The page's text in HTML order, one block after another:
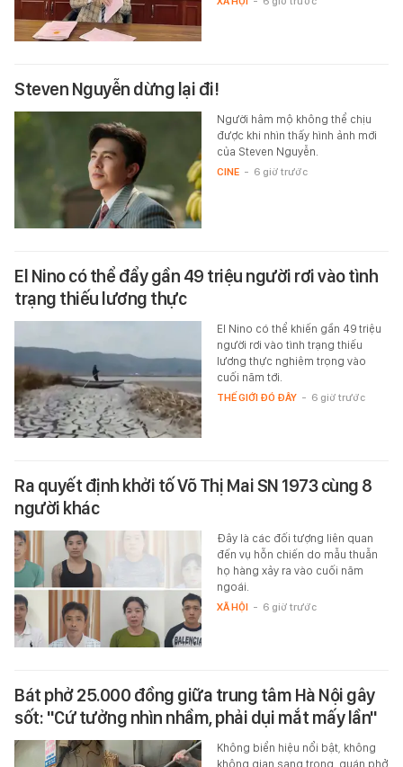
Steven Nguyễn dừng lại đi!
Người hâm mộ không thể chịu
được khi nhìn thấy hình ảnh mới
của Steven Nguyễn.
CINE - 6 giờ trước
El Nino có thể đẩy gần 49 triệu người rơi vào tình
trạng thiếu lương thực
El Nino có thể khiến gần 49 triệu
người rơi vào tình trạng thiếu
lương thực nghiêm trọng vào
cuối năm tới.
THẾ GIỚI ĐÓ ĐÂY - 6 giờ trước
Ra quyết định khởi tố Võ Thị Mai SN 1973 cùng 8
người khác
Đây là các đối tượng liên quan
đến vụ hỗn chiến do mẫu thuẫn
họ hàng xảy ra vào cuối năm
ngoái.
XÃ HỘI - 6 giờ trước
Bát phở 25.000 đồng giữa trung tâm Hà Nội gây
sốt: "Cứ tưởng nhìn nhầm, phải dụi mắt mấy lần"
Không biển hiệu nổi bật, không
không gian sang trọng, quán phở